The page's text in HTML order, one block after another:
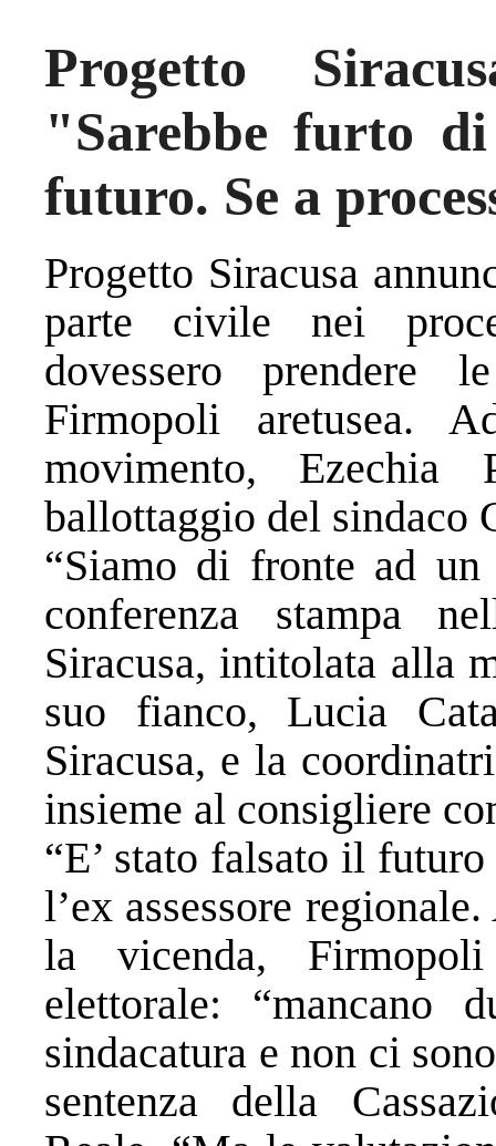
Progetto
"Sarebbe furto
futuro. Se a
Progetto Siracusa
parte civile nei
dovessero prendere
Firmopoli aretusea.
movimento, Ezechia
ballottaggio del sindaco
“Siamo di fronte ad
conferenza stampa
Siracusa, intitolata alla
suo fianco, Lucia
Siracusa, e la
insieme al consigliere
“E’ stato falsato il
l’ex assessore
la vicenda,
elettorale:
sindacatura e non ci
sentenza della